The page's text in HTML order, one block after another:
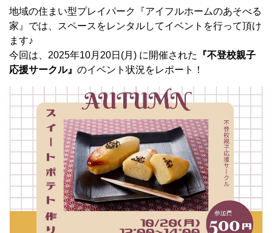
地域の住まい型プレイパーク『アイフルホームのあそべる
家』では、スペースをレンタルしてイベントを行って頂け
ます♪
今回は、2025年10月20日(月) に開催された
『不登校親子
応援サークル』 のイベント状況をレポート！